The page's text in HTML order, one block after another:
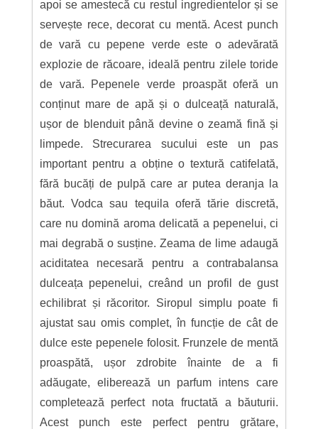
apoi se amestecă cu restul ingredientelor și se
servește rece, decorat cu mentă. Acest punch
de vară cu pepene verde este o adevărată
explozie de răcoare, ideală pentru zilele toride
de vară. Pepenele verde proaspăt oferă un
conținut mare de apă și o dulceață naturală,
ușor de blenduit până devine o zeamă fină și
limpede. Strecurarea sucului este un pas
important pentru a obține o textură catifelată,
fără bucăți de pulpă care ar putea deranja la
băut. Vodca sau tequila oferă tărie discretă,
care nu domină aroma delicată a pepenelui, ci
mai degrabă o susține. Zeama de lime adaugă
aciditatea necesară pentru a contrabalansa
dulceața pepenelui, creând un profil de gust
echilibrat și răcoritor. Siropul simplu poate fi
ajustat sau omis complet, în funcție de cât de
dulce este pepenele folosit. Frunzele de mentă
proaspătă, ușor zdrobite înainte de a fi
adăugate, eliberează un parfum intens care
completează perfect nota fructată a băuturii.
Acest punch este perfect pentru grătare,